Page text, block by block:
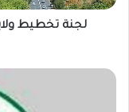
التخطيطية
لجنة تخطيط
مناشدة